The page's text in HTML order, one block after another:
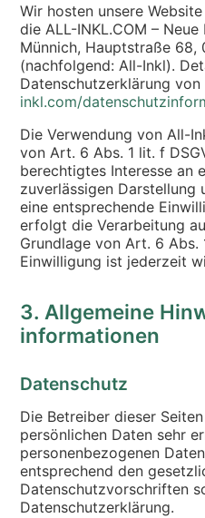
Wir hosten unsere
die ALL-INKL.COM –
Münnich, Hauptstraße
(nachfolgend: All-Inkl).
Datenschutzerklärung von
inkl.com/
Die Verwendung von All-
von Art. 6 Abs. 1 lit. f
berechtigtes Interesse an
zuverlässigen Darstellung
eine entsprechende
erfolgt die Verarbeitung
Grundlage von Art. 6 Abs.
Einwilligung ist jederzeit
3. Allgemeine
informationen
Datenschutz
Die Betreiber dieser
persönlichen Daten sehr
personenbezogenen
entsprechend den
Datenschutzvorschriften
Datenschutzerklärung.